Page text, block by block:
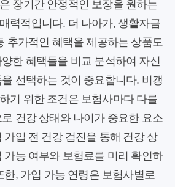
장기간 안정적인 보장을 원하는
력적입니다. 더 나아가, 생활자금
추가적인 혜택을 제공하는 상품도
한 혜택들을 비교 분석하여 자신
선택하는 것이 중요합니다. 비갱
기 위한 조건은 보험사마다 다를
건강 상태와 나이가 중요한 요소
가입 전 건강 검진을 통해 건강 상
가능 여부와 보험료를 미리 확인하
한, 가입 가능 연령은 보험사별로